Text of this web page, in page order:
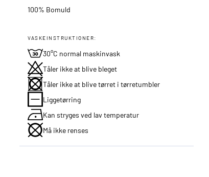
100% Bomuld
VASKEINSTRUKTIONER:
30°C normal maskinvask
Tåler ikke at blive bleget
Tåler ikke at blive tørret i tørretumbler
Liggetørring
Kan stryges ved lav temperatur
Må ikke renses